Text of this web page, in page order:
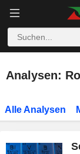
Analysen:
Alle Analysen